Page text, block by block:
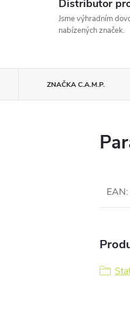
Distributor
Jsme výhradním
nabízených značek.
ZNAČKAC.A.M.P.
EAN: